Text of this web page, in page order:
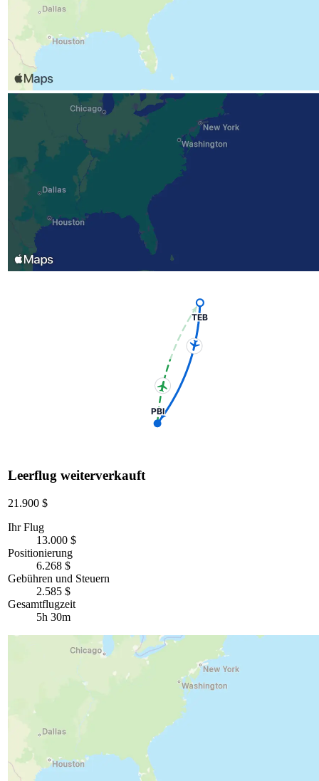
TEB
PBI
Leerflug weiterverkauft
21.900 $
Ihr Flug
13.000 $
Positionierung
6.268 $
Gebühren und Steuern
2.585 $
Gesamtflugzeit
5h 30m